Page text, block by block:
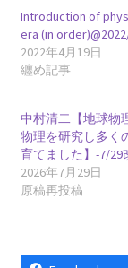
【レクティ
【ニュー
Introduction of
era (in
2022年4月19日
纏め記事
中村清二【地球物
物理を研究し多く
育てました】-7/29
2026年7月29日
原稿再投稿